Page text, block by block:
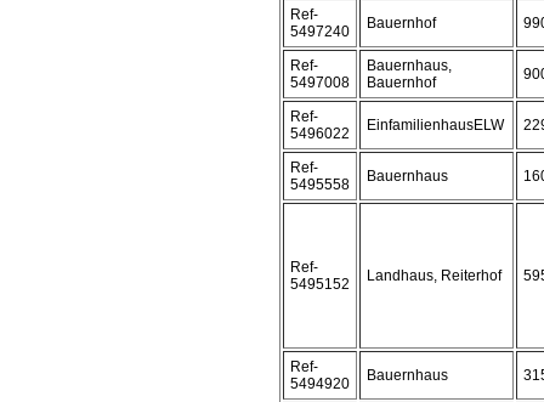
Ref-
5497240
Bauernhof
Ref-
5497008
Bauernhaus,
Bauernhof
Ref-
5496022
EinfamilienhausELW
Ref-
5495558
Bauernhaus
Ref-
5495152
Landhaus, Reiterhof
Ref-
5494920
Bauernhaus